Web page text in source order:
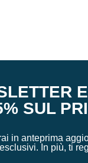
SUL
in anteprima
In più, ti